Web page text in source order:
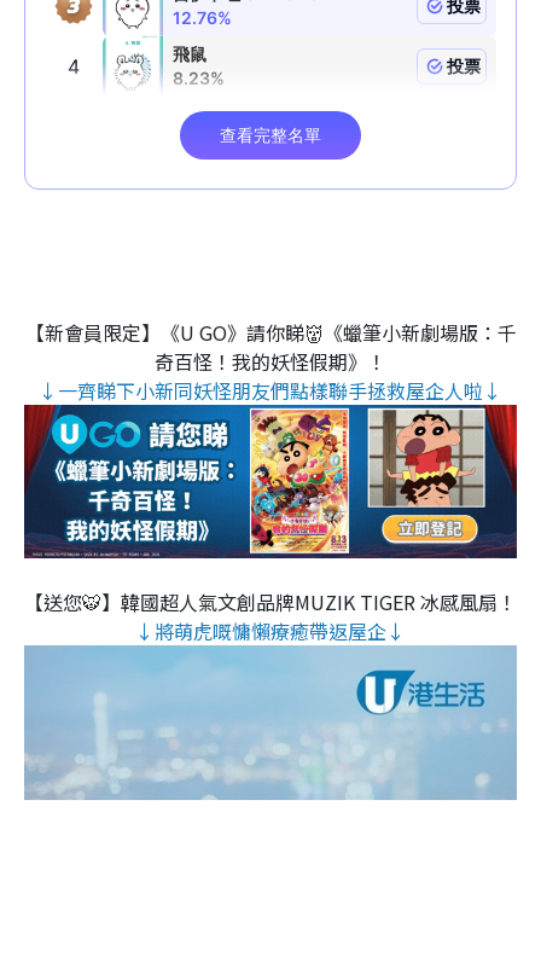
【新會員限定】《U GO》請你睇👹《蠟筆小新劇場版：千
奇百怪！我的妖怪假期》！
↓一齊睇下小新同妖怪朋友們點樣聯手拯救屋企人啦↓
【送您🐯】韓國超人氣文創品牌MUZIK TIGER 冰感風扇！
↓將萌虎嘅慵懶療癒帶返屋企↓